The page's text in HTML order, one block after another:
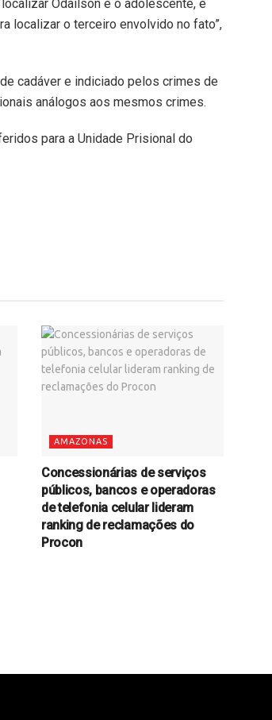
Odailson e o adolescente, e
localizar o terceiro envolvido no fato”,
cadáver e indiciado pelos crimes de
análogos aos mesmos crimes.
para a Unidade Prisional do
AMAZONAS
Concessionárias de serviços
públicos, bancos e operadoras
de telefonia celular lideram
ranking de reclamações do
Procon